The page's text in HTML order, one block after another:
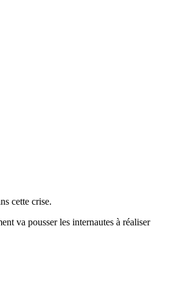
cette crise.
va pousser les internautes à réaliser